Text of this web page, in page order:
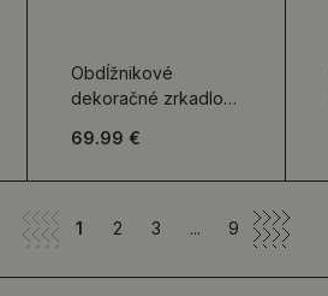
Obdĺžnikové
dekoračné zrkadlo
mozaika
69.99 €
1 2 3 ... 9